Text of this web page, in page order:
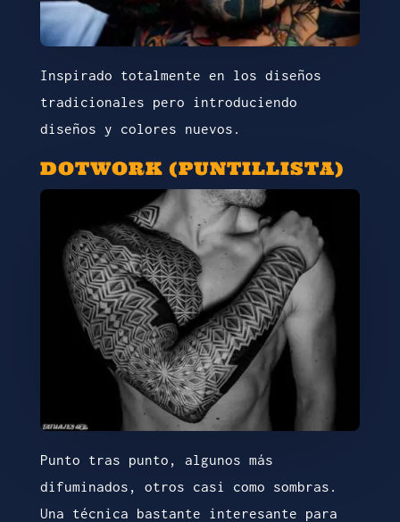
Inspirado totalmente en los diseños
tradicionales pero introduciendo
diseños y colores nuevos.
DOTWORK (PUNTILLISTA)
Punto tras punto, algunos más
difuminados, otros casi como sombras.
Una técnica bastante interesante para